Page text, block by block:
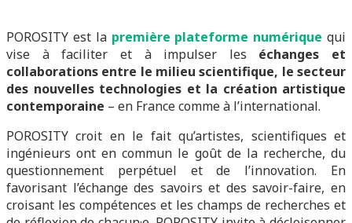
POROSITY est la première plateforme numérique qui
vise à faciliter et à impulser les échanges et
collaborations entre le milieu scientifique, le secteur
des nouvelles technologies et la création artistique
contemporaine – en France comme à l’international.
POROSITY croit en le fait qu’artistes, scientifiques et
ingénieurs ont en commun le goût de la recherche, du
questionnement perpétuel et de l’innovation. En
favorisant l’échange des savoirs et des savoir-faire, en
croisant les compétences et les champs de recherches et